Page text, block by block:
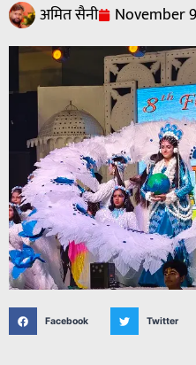
अमित सैनी November
Facebook Twitter